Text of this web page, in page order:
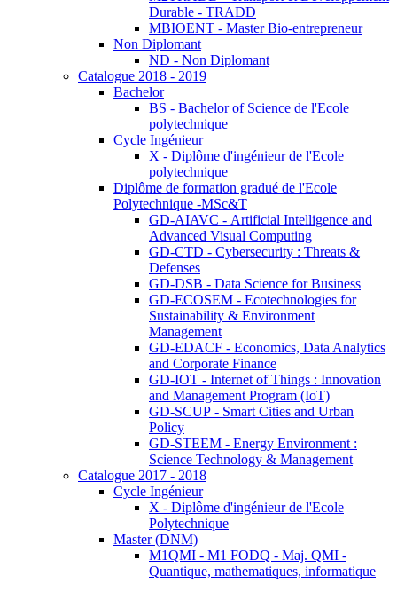
Durable - TRADD
MBIOENT - Master Bio-entrepreneur
Non Diplomant
ND - Non Diplomant
Catalogue 2018 - 2019
Bachelor
BS - Bachelor of Science de l'Ecole
polytechnique
Cycle Ingénieur
X - Diplôme d'ingénieur de l'Ecole
polytechnique
Diplôme de formation gradué de l'Ecole
Polytechnique -MSc&T
GD-AIAVC - Artificial Intelligence and
Advanced Visual Computing
GD-CTD - Cybersecurity : Threats &
Defenses
GD-DSB - Data Science for Business
GD-ECOSEM - Ecotechnologies for
Sustainability & Environment
Management
GD-EDACF - Economics, Data Analytics
and Corporate Finance
GD-IOT - Internet of Things : Innovation
and Management Program (IoT)
GD-SCUP - Smart Cities and Urban
Policy
GD-STEEM - Energy Environment :
Science Technology & Management
Catalogue 2017 - 2018
Cycle Ingénieur
X - Diplôme d'ingénieur de l'Ecole
Polytechnique
Master (DNM)
M1QMI - M1 FODQ - Maj. QMI -
Quantique, mathematiques, informatique